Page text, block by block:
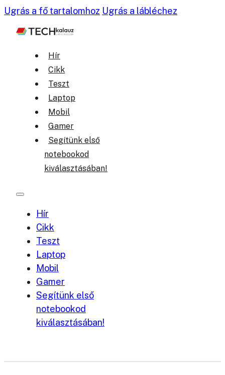
Ugrás a fő tartalomhoz Ugrás a lábléchez
Hír
Cikk
Teszt
Laptop
Mobil
Gamer
Segítünk első
notebookod
kiválasztásában!
Hír
Cikk
Teszt
Laptop
Mobil
Gamer
Segítünk első
notebookod
kiválasztásában!